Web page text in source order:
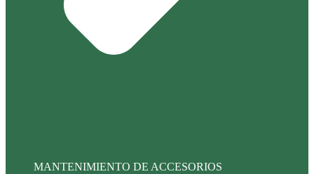
MANTENIMIENTO DE ACCESORIOS